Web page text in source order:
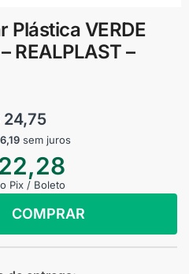
Plástica VERDE
REALPLAST –
24,75
6,19 sem juros
22,28
Pix / Boleto
COMPRAR